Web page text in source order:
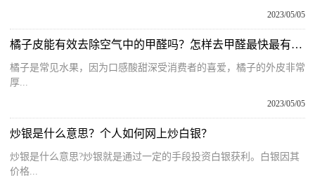
2023/05/05
橘子皮能有效去除空气中的甲醛吗？怎样去甲醛最快最有效？
橘子是常见水果，因为口感酸甜深受消费者的喜爱，橘子的外皮非常
厚...
2023/05/05
炒银是什么意思？个人如何网上炒白银？
炒银是什么意思?炒银就是通过一定的手段投资白银获利。白银因其
价格...